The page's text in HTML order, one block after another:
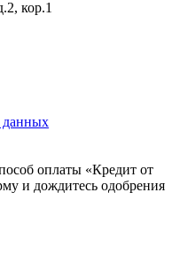
кор.1
данных
оплаты «Кредит от
и дождитесь одобрения